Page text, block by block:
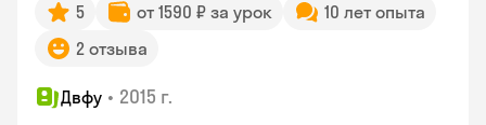
5 от 1590 ₽ за урок
10 лет опыта
2 отзыва
Двфу • 2015 г.